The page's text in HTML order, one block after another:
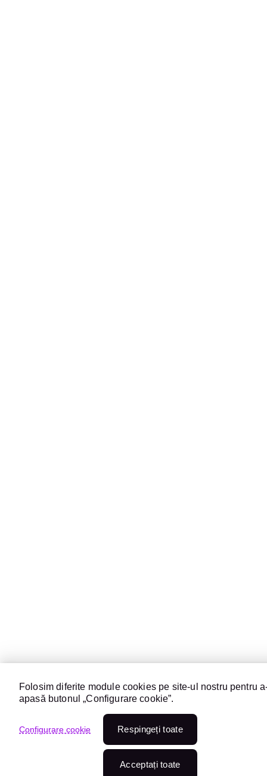
Folosim diferite module cookies pe site-ul nostru pentru
apasă butonul „Configurare cookie”.
Configurare cookie Respingeți toate
Acceptați toate